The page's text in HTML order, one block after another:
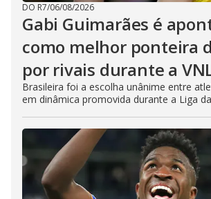
DO R7/06/08/2026
Gabi Guimarães é
como melhor ponteira
por rivais durante a
Brasileira foi a escolha unânime entre
em dinâmica promovida durante a Liga